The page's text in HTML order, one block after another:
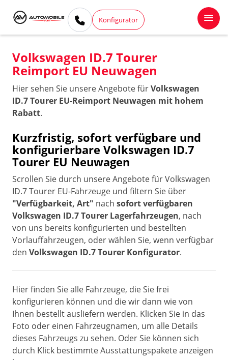
Konfigurator
Volkswagen ID.7 Tourer
Reimport EU Neuwagen
Hier sehen Sie unsere Angebote fürVolkswagen
ID.7 Tourer EU-Reimport Neuwagen mit hohem
Rabatt.
Kurzfristig, sofort verfügbare und
konfigurierbare Volkswagen ID.7
Tourer EU Neuwagen
Scrollen Sie durch unsere Angebote für Volkswagen
ID.7 Tourer EU-Fahrzeuge und filtern Sie über
"Verfügbarkeit, Art" nach sofort verfügbaren
Volkswagen ID.7 Tourer Lagerfahrzeugen, nach
von uns bereits konfigurierten und bestellten
Vorlauffahrzeugen, oder wählen Sie, wenn verfügbar
den Volkswagen ID.7 Tourer Konfigurator.
Hier finden Sie alle Fahrzeuge, die Sie frei
konfigurieren können und die wir dann wie von
Ihnen bestellt ausliefern werden. Klicken Sie in das
Foto oder einen Fahrzeugnamen, um alle Details
dieses Fahrzeugs zu sehen. Oder Sie können sich
durch Klick bestimmte Ausstattungspakete anzeigen